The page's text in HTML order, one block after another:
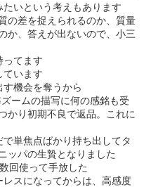
いという考えもあります
の差を捉えられるのか、質量
か、答えが出ないので、小三
ってます
ています
機会を奪うから
ームの描写に何の感銘も受
かり初期不良で返品。これに
単焦点ばかり持ち出してタ
ッパの生贄となりました
回使って手放した
スになってからは、高感度